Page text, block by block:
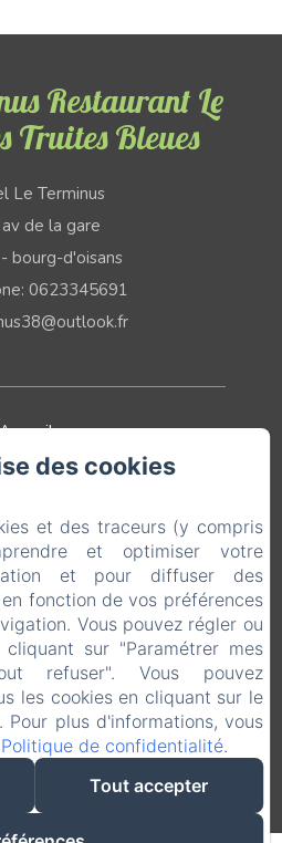
Restaurant Le
Truites Bleues
Le Terminus
de la gare
bourg-d'oisans
0623345691
Loisirs
& Accès
légales
EN FR
par Amenitiz
des cookies
et des traceurs (y compris
et optimiser votre
et pour diffuser des
fonction de vos préférences
Vous pouvez régler ou
sur "Paramétrer mes
refuser". Vous pouvez
les cookies en cliquant sur le
Pour plus d'informations, vous
Politique de confidentialité.
Tout accepter